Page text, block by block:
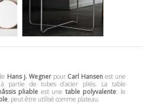
Hans j. Wegnerpour Carl Hansen est une
partie de tubes d’acier pliés. La table
pliable est une table polyvalente: le
, peut être utilisé comme plateau.